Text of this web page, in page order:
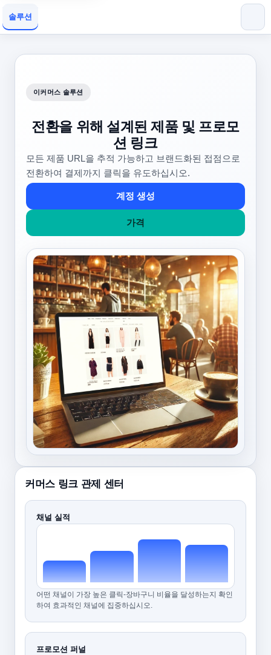
솔루션
이커머스 솔루션
전환을 위해 설계된 제품 및 프로모
션 링크
모든 제품 URL을 추적 가능하고 브랜드화된 접점으로
전환하여 결제까지 클릭을 유도하십시오.
계정 생성
가격
커머스 링크 관제 센터
채널 실적
어떤 채널이 가장 높은 클릭-장바구니 비율을 달성하는지 확인
하여 효과적인 채널에 집중하십시오.
프로모션 퍼널